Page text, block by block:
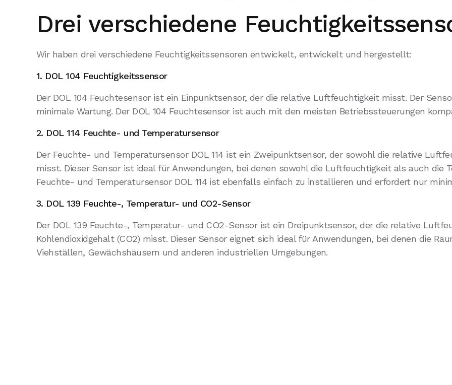
Drei verschiedene
Wir haben drei verschiedene Feuchtigkeitssensoren entwickelt, entwickelt und hergestellt:
1. DOL 104 Feuchtigkeitssensor
Der DOL 104 Feuchtesensor ist ein Einpunktsensor, der die relative Luftfeuchtigkeit misst. Der
minimale Wartung. Der DOL 104 Feuchtesensor ist auch mit den meisten Betriebssteuerungen
2. DOL 114 Feuchte- und Temperatursensor
Der Feuchte- und Temperatursensor DOL 114 ist ein Zweipunktsensor, der sowohl die relative
misst. Dieser Sensor ist ideal für Anwendungen, bei denen sowohl die Luftfeuchtigkeit als auch die
Feuchte- und Temperatursensor DOL 114 ist ebenfalls einfach zu installieren und erfordert nur
3. DOL 139 Feuchte-, Temperatur- und CO2-Sensor
Der DOL 139 Feuchte-, Temperatur- und CO2-Sensor ist ein Dreipunktsensor, der die relative
Kohlendioxidgehalt (CO2) misst. Dieser Sensor eignet sich ideal für Anwendungen, bei denen die
Viehställen, Gewächshäusern und anderen industriellen Umgebungen.